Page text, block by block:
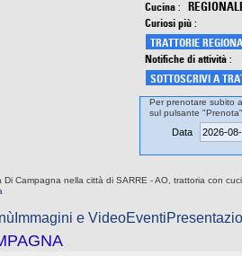
Cucina :
Curiosi più :
TRATTORIE
Notifiche di attività :
SOTTOSCRIVI A
Per prenotare subito
sul pulsante
Data
Campagna nella città di SARRE - AO, trattoria con
Immagini e VideoEventi